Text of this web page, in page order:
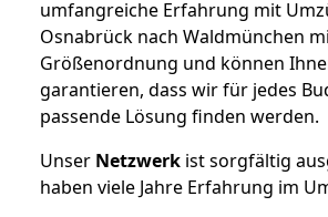
umfangreiche Erfahrung mit
Osnabrück nach Waldmünchen
Größenordnung und können
garantieren, dass wir für jedes
passende Lösung finden werden.
Unser Netzwerk ist sorgfältig
haben viele Jahre Erfahrung im